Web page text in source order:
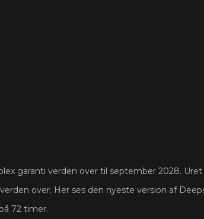
garanti verden over til september 2028.
over. Her ses den nyeste version af
72 timer.